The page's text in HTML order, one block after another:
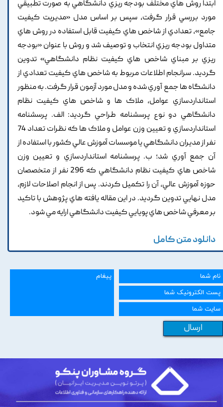
ابتدا روش هاي مختلف بودجه ريزي دانشگاهي به صورت تطبيقي
مورد بررسي قرار گرفت, سپس بر اساس مدل «مديريت کيفيت
جامع», تعدادي از شاخص هاي کيفيت قابل استفاده در روش هاي
متداول بودجه ريزي انتخاب و توصيف شد و روش با عنوان «بودجه
ريزي بر مبناي شاخص هاي کيفيت نظام دانشگاهي» تدوين
گرديد. سرانجام اطلاعات مربوط به شاخص هاي کيفيت تعدادي از
دانشگاه ها جمع آوري شده و مدل مورد آزمون قرار گرفت. به منظور
استانداردسازي عوامل, ملاک ها و شاخص هاي کيفيت نظام
دانشگاهي دو نوع پرسشنامه طراحي گرديد: الف. پرسشنامه
استانداردسازي و تعيين وزن عوامل و ملاک ها که نظرات تعداد 74
نفر از مديران دانشگاهي يا موسسات آموزش عالي کشور با استفاده از
آن جمع آوري شد؛ ب. پرسشنامه استانداردسازي و تعيين وزن
شاخص هاي کيفيت نظام دانشگاهي که 296 نفر از متخصصان
حوزه آموزش عالي, آن را تکميل کردند. پس از انجام اصلاحات لازم,
مدل نهايي تدوين گرديد. در اين مقاله يافته هاي پژوهش با تاکيد
بر معرفي شاخص هاي پويايي کيفيت دانشگاهي ارايه مي شود.
دانلود متن کامل
ارسال